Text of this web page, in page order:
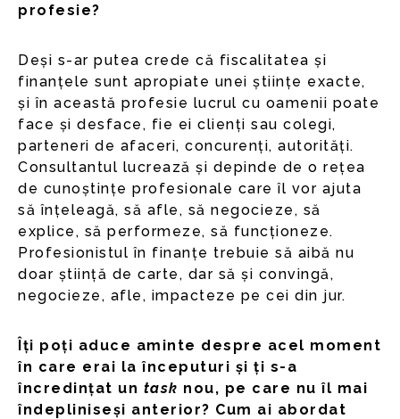
profesie?
Deși s-ar putea crede că fiscalitatea și
finanțele sunt apropiate unei științe exacte,
și în această profesie lucrul cu oamenii poate
face și desface, fie ei clienți sau colegi,
parteneri de afaceri, concurenți, autorități.
Consultantul lucrează și depinde de o rețea
de cunoștințe profesionale care îl vor ajuta
să înțeleagă, să afle, să negocieze, să
explice, să performeze, să funcționeze.
Profesionistul în finanțe trebuie să aibă nu
doar știință de carte, dar să și convingă,
negocieze, afle, impacteze pe cei din jur.
Îți poți aduce aminte despre acel moment
în care erai la începuturi și ți s-a
încredințat un task nou, pe care nu îl mai
îndepliniseși anterior? Cum ai abordat